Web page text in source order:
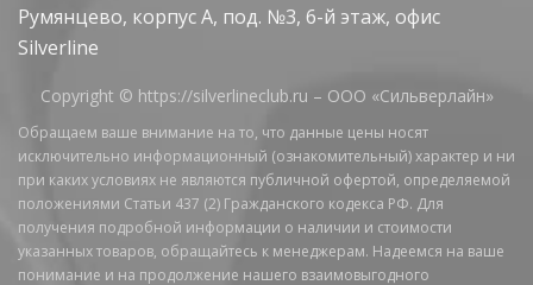
Румянцево, корпус А, под. №3, 6-й этаж, офис
Silverline
Copyright © https://silverlineclub.ru – ООО «Сильверлайн»
Обращаем ваше внимание на то, что данные цены носят
исключительно информационный (ознакомительный) характер и ни
при каких условиях не являются публичной офертой, определяемой
положениями Статьи 437 (2) Гражданского кодекса РФ. Для
получения подробной информации о наличии и стоимости
указанных товаров, обращайтесь к менеджерам. Надеемся на ваше
понимание и на продолжение нашего взаимовыгодного